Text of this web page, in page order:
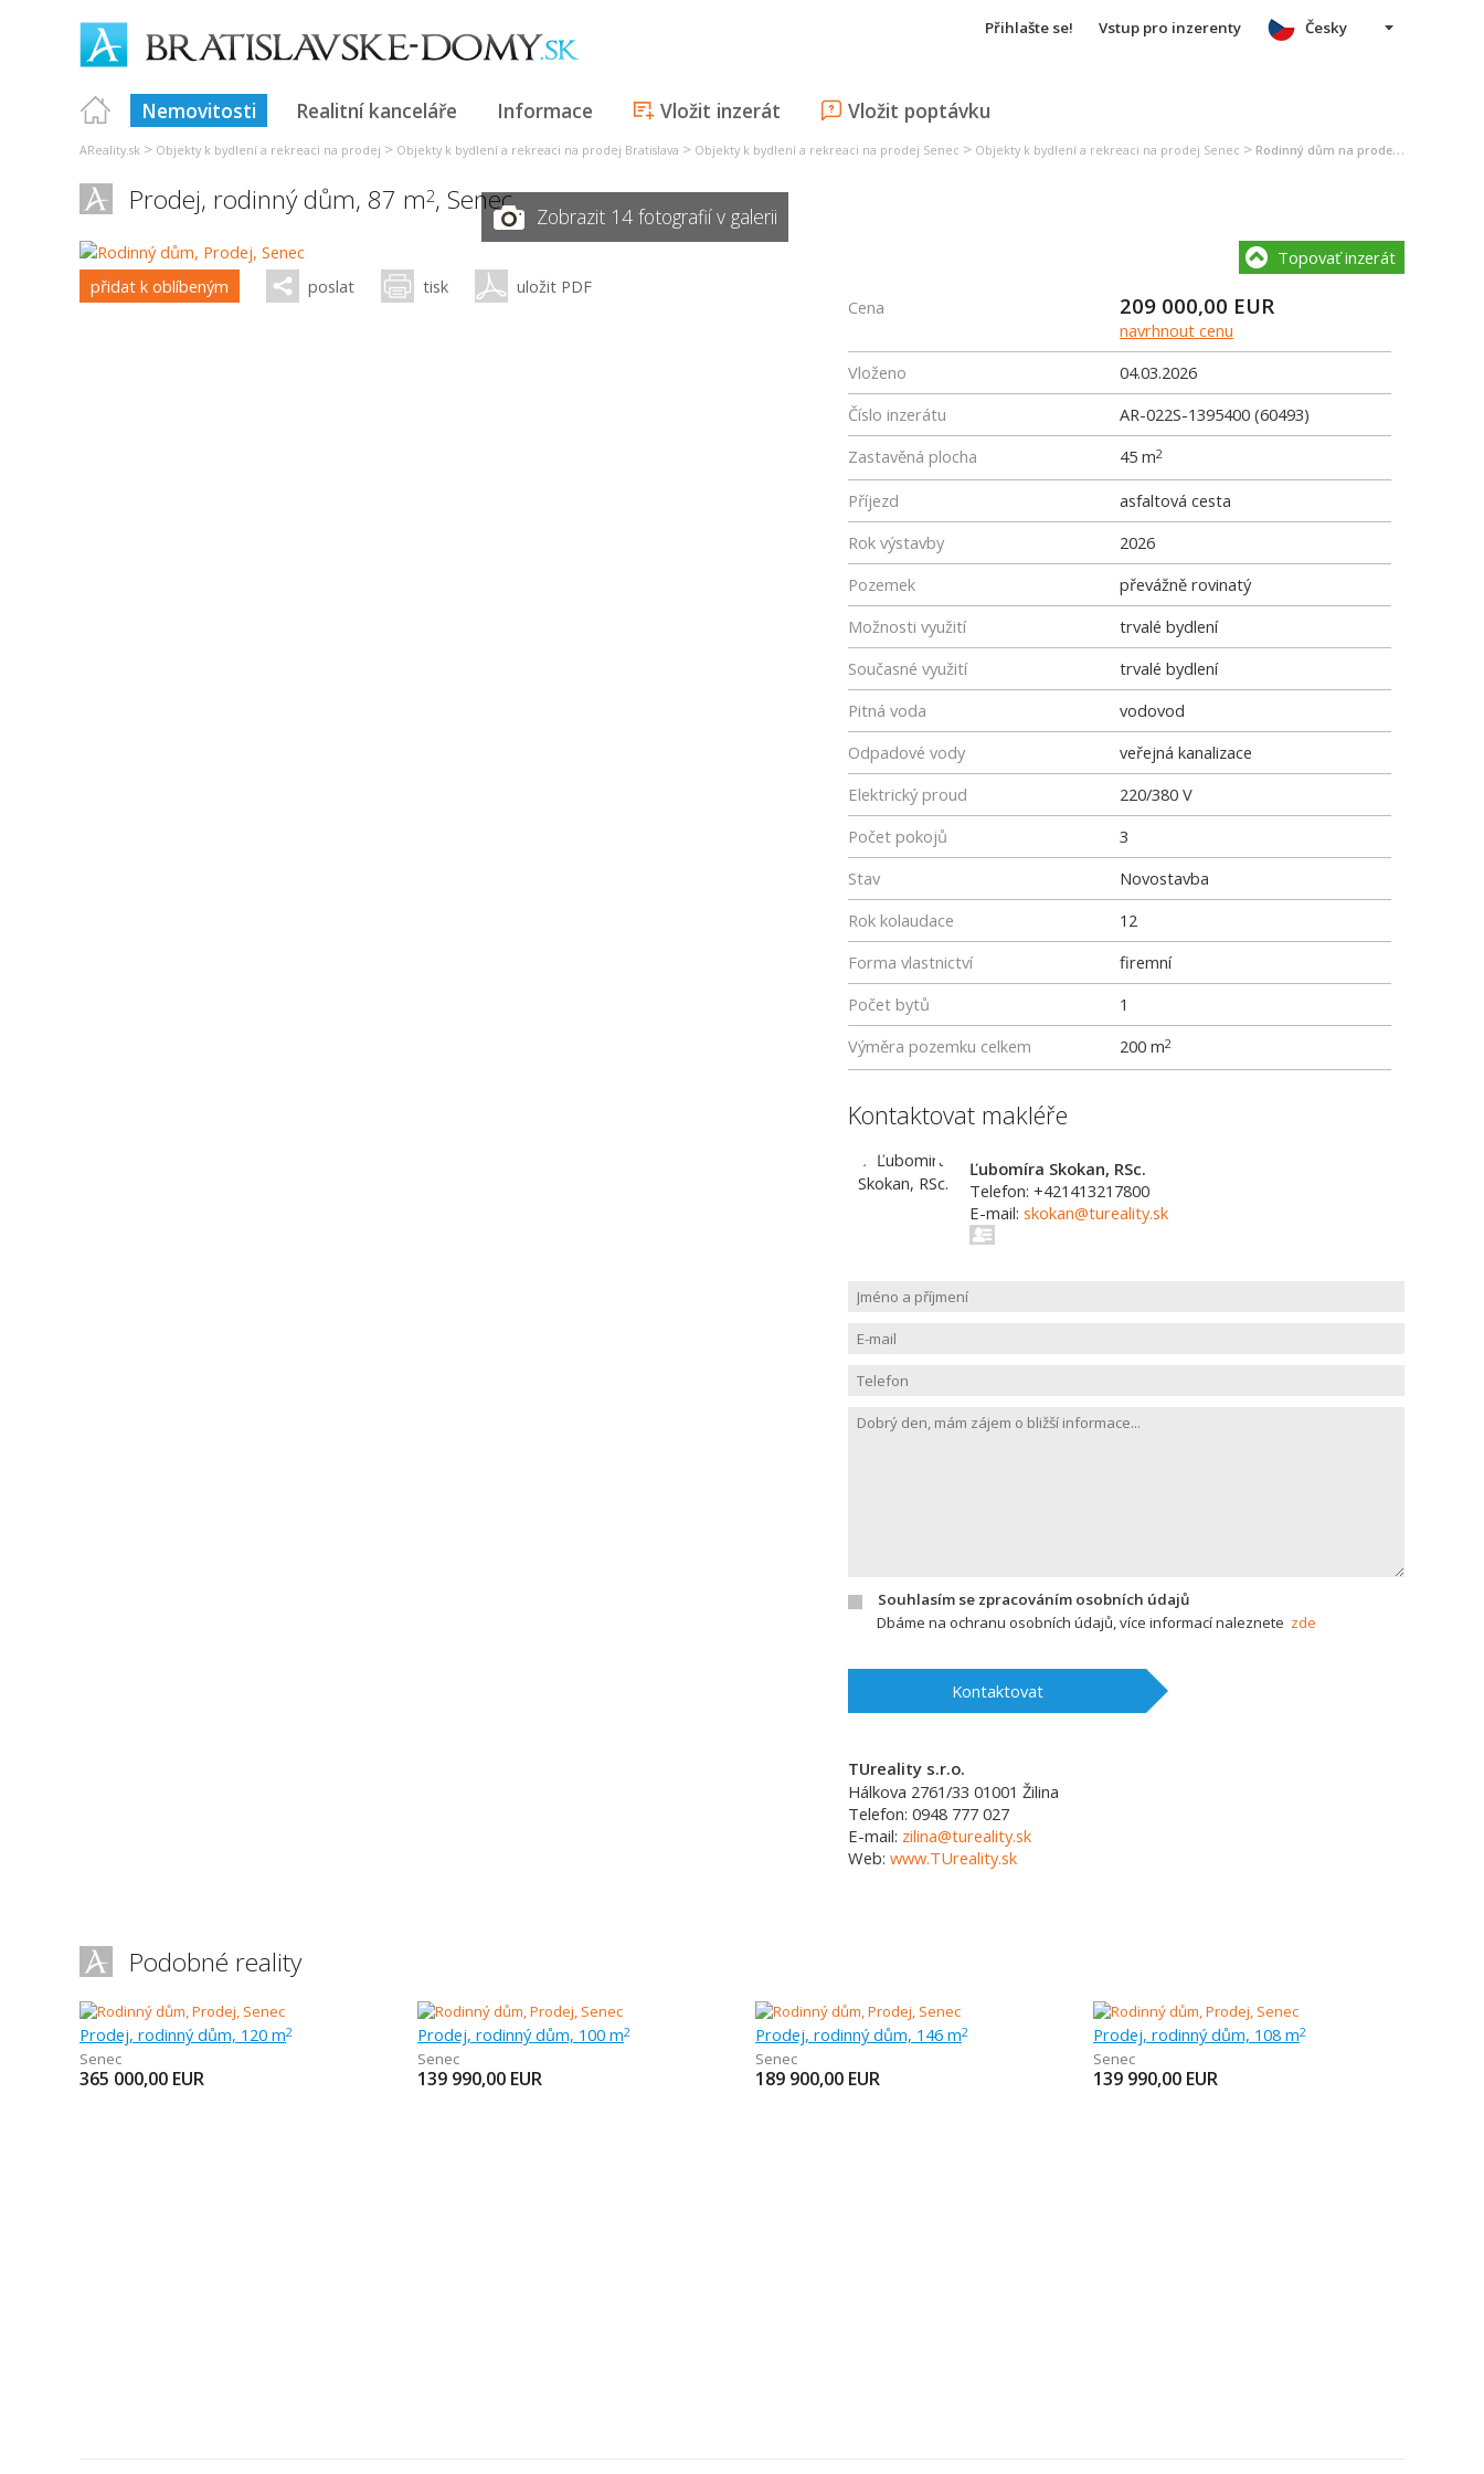
Přihlašte se! Vstup pro inzerenty
Nemovitosti Realitní kanceláře Informace Vložit inzerát Vložit poptávku
Česky
AReality.sk > Objekty k bydlení a rekreaci na prodej > Objekty k bydlení a rekreaci na prodej Bratislava > Objekty k bydlení a rekreaci na prodej Senec > Objekty k bydlení a rekreaci na prodej Senec > Rodinný dům na prodej Senec
Prodej, rodinný dům, 87 m2, Senec Zobrazit 14 fotografií v galerii
přidat k oblíbeným poslat tisk uložit PDF
Topovať inzerát
Cena 209 000,00 EUR
navrhnout cenu
Vloženo
04.03.2026
Číslo inzerátu
AR-022S-1395400 (60493)
Zastavěná plocha
45 m2
Příjezd
asfaltová cesta
Rok výstavby
2026
Pozemek
převážně rovinatý
Možnosti využití
trvalé bydlení
Současné využití
trvalé bydlení
Pitná voda
vodovod
Odpadové vody
veřejná kanalizace
Elektrický proud
220/380 V
Počet pokojů
3
Stav
Novostavba
Rok kolaudace
12
Forma vlastnictví
firemní
Počet bytů
1
Výměra pozemku celkem
200 m2
Kontaktovat makléře
Ľubomíra Skokan, RSc.
Telefon: +421413217800
E-mail: skokan@tureality.sk
Souhlasím se zpracováním osobních údajů
Dbáme na ochranu osobních údajů, více informací naleznete zde
Kontaktovat
TUreality s.r.o.
Hálkova 2761/33 01001 Žilina
Telefon: 0948 777 027
E-mail: zilina@tureality.sk
Web: www.TUreality.sk
Podobné reality
Prodej, rodinný dům, 120 m2
Senec
365 000,00 EUR
Prodej, rodinný dům, 100 m2
Senec
139 990,00 EUR
Prodej, rodinný dům, 146 m2
Senec
189 900,00 EUR
Prodej, rodinný dům, 108 m2
Senec
139 990,00 EUR